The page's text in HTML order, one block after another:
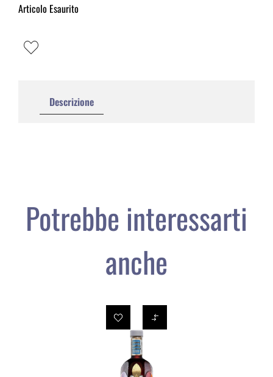
Articolo Esaurito
Descrizione
Potrebbe interessarti
anche